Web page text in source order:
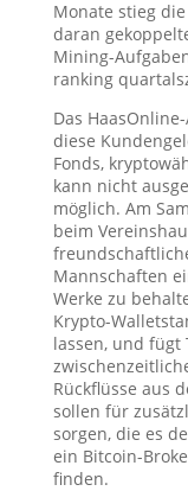
Monate stieg
daran
Mining-
ranking
Das
diese
Fonds,
kann nicht
möglich. Am
beim
Mannschaften
Werke zu
Krypto-
lassen, und fügt
Rückflüsse aus
sollen für
sorgen, die es
ein Bitcoin-
finden.